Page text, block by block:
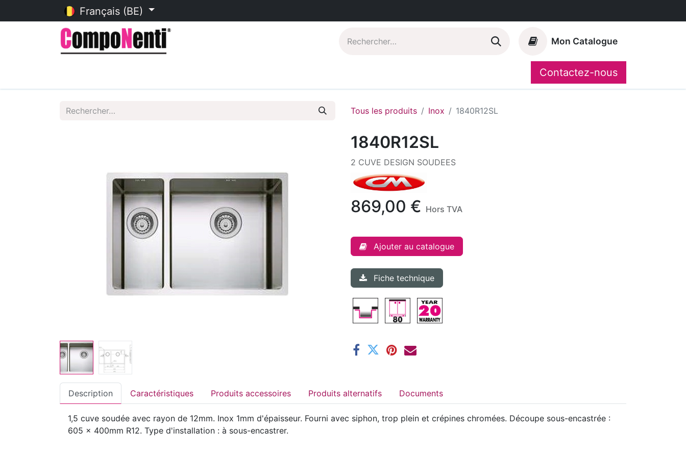
Français (BE)
Mon Catalogue
CompoShop
Contactez-nous
Tous les produits Inox 1840R12SL
1840R12SL
2 CUVE DESIGN SOUDEES
869,00 € Hors TVA
Ajouter au catalogue
Fiche technique
Description Caractéristiques Produits accessoires Produits alternatifs Documents
1,5 cuve soudée avec rayon de 12mm. Inox 1mm d'épaisseur. Fourni avec siphon, trop plein et crépines chromées. Découpe sous-encastrée :
605 x 400mm R12. Type d'installation : à sous-encastrer.